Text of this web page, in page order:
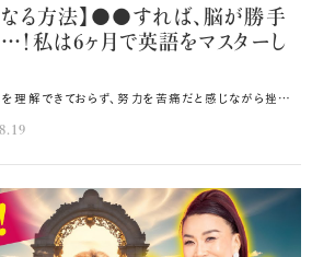
なる方法】●●すれば、脳が勝手
…！私は6ヶ月で英語をマスターし
多くの人は脳の仕組みを理解できておらず、努力を苦痛だと感じながら挫折してしまいます。 そこで今回は、英語力ゼロから半年で通訳者になった経験をもとに、 努力を楽しくする脳科学的メソッドをご紹介します🍀 その方法はコレ！！ 人は宣言をすると脳が現実を合わせに行こうとし、自動的に行動を促し、宣言通りに叶えようとします。 具体的に期限を明確化することが重要です。 少しでもできたら必ず自分を褒めましょう。 元動画（YouTube）：『【努力が楽しくなる方法】⚫︎⚫︎すれば、脳が勝手にやりたくなる習慣！私は6ヶ月で英語をマスターしました！（第1946回）』 宣言で脳を味方につける 努力を楽しくする第一歩は、脳の最も重要な性質を理解することです🧠 脳は自分が指示した通りに動きます。 私は、英語力ゼロの状態で「通訳者になります」と宣言しました。 帰国子女で英語もペラペラなサークルの先輩に話した時、 「お前なんかに英語ができるか。英語も話せないじゃないか」と笑われてとても辛かったですが、 言ってしまったからにはやるしかないという状況が生まれました。 これが大きな力となるのです。 脳科学的に説明すると、人は宣言をすると脳が現実を合わせに行こうとします🌸 これは認知的不協和という心理現象で、言ったこととやっていることが一致しない時、 脳はストレスを感じます。 そのストレスを解消するため、自動的に行動を促し、宣言通りに叶えようとするのです。 効果的な宣言には3つのポイントがあります。 まず他人の前で言うこと💋 SNSや家族、友人の前で宣言してください。 2つ目は期限を明確化すること⏳ 「いつかバイリンガルになりたい」では脳は動き出しません。 脳は言葉通りに反応するため、「2026年1月まで」などと具体的に決めることが重要です。 3つ目は数値と行動をセットにすること🌿 「2026年1月までに英語を話せるようになるために毎日20分シャドーイングをします」のように 具体的にすると、脳が自動的にそれを習慣化してくれます。 脳の報酬回路でやる気を持続 脳のやる気ホルモンであるドーパミンは「達成しそうな瞬間」に分泌されます。 ダイエットで1kg痩せた時や外国人との簡単な会話が成り立った時にやる気が上がるのは、 ドーパミンの働きによるものです。 重要なのは、少しでもできたら必ず自分を褒めることです💞 例えば20分の動画学習を終えたら「よくできた」と自分に言ってあげるなどです。 さらに、やろうとしている段階で褒めることで、ドーパミンの分泌が早くなり、量も増えます。 私とディビッドは、お互いを常に褒め合います。 この習慣が、お互いの脳の報酬回路をしっかり機能させています。 こまめに自分を褒める習慣を持つことで、脳は抵抗しにくくなり、やる気が出やすくなります💫 まずは自分の脳と良い関係を築き、「やろうとしている自分」を積極的に認めることが大切です。 そうすることで、脳はより自分のために力を発揮するようになります。 3段階の目標設定でドーパミンを操る 努力を楽しくするには、短期・中期・長期の3つのレベルで目標を明確にすることが絶対に必要です❗ この設定により、達成ポイントがたくさん生まれ、ドーパミンが継続的に分泌されます。 長年英語を教えてきて分かったことは、 「英語ができるようになりたい」のように漠然とした目標で始める人はすぐに挫折するということです。 しかし「世界中に友達を100人作りたい」 「個人旅行でホテルの人とコミュニケーションを取りたい」などの 具体的な目標を持つ人は続けられます。 例えば英語学習なら、短期目標は「1日10単語覚えて5分間会話練習をする」、 中期目標は「1ヶ月で300単語覚える」、 長期目標は「半年で基本会話をマスターする」のような具合です。 「できそうな感じ」がするだけでドーパミンが分泌されます。 中期目標は短期目標の積み重ねで構いません。 1日やった瞬間にドーパミン、1ヶ月経った時にもドーパミンと、 達成ポイントをたくさん作ることで脳はドーパミン中毒になり、 達成感を求めて喜んで努力をしてくれるようになります🪽 ドーパミンのコントロールができるようになったら、 脳が自動的に働いてくれるようになりますから、成功は確実です。 RASで成功の証拠を自動収集 脳の中には証拠集め機能RAS（ラス）があります。 RASは「最近調子が良くて」と言った時に「また調子がいい」という証拠を収集し、 右肩上がりで良い状況をもたらします。 逆に「うまくいかない」と言うと、 うまくいかない証拠をどんどん集めてしまう恐ろしいシステムでもあります。 赤ちゃんが欲しいと思ったら街中の妊婦さんが目に入ったり、 プラダのバッグが欲しいと思った瞬間に街中の人がみんなプラダのバッグを 持っているように見えるのと同じです。 ここで重要なのは、達成する前から「できた、すごい、達成できた」と言って、 やろうとした瞬間に「すごい、よくやっている」と自分を褒めることです💖 そうするとRASが「よくやっているじゃないか」という証拠を集めに来てくれます。 わずかな成長にフォーカスし続け、「できている」を繰り返すことで 、脳が自動的に成功の証拠を集めてくれるようになります🎀 この仕組みを理解し、日々の小さな行動を習慣として積み重ねることで、 人生の転機となる大きな変化を生み出すことができます。 自然と成功し、バイリンガルになり、億万長者になっていくのです。 どうぞ脳の性質を活用した科学的なアプローチで努力を楽しいゲームに変え、 成功する人生を手に入れてくださいね！ まとめ 短期・中期・長期の3つのレベルで目標を明確にすることが必要です。 達成ポイントをたくさん作ることで脳はドーパミン中毒になり、達成感を求めて喜んで努力をしてくれるようになります。 達成する前から「できた、すごい、達成できた」と言って、やろうとした瞬間に「すごい、よくやっている」と自分を褒めましょう。